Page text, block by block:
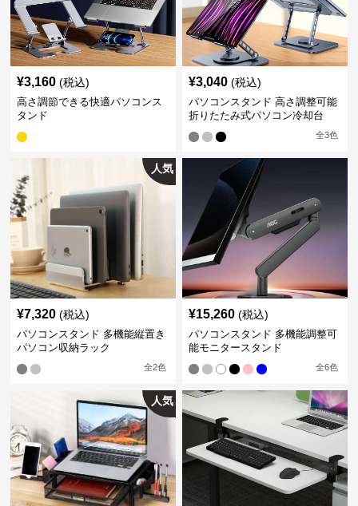
¥3,160 (税込)
高さ調節できる快適パソコンス
タンド
¥3,040 (税込)
パソコンスタンド 高さ調整可能
折りたたみ式パソコン冷却台
全3色
人気
¥7,320 (税込)
パソコンスタンド 多機能縦置き
パソコン収納ラック
全2色
¥15,260 (税込)
パソコンスタンド 多機能調整可
能モニタースタンド
全6色
人気